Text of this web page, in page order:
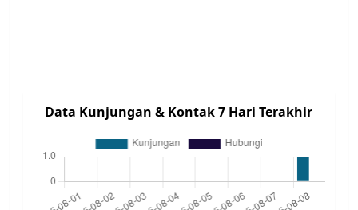
Data Kunjungan & Kontak 7 Hari Terakhir